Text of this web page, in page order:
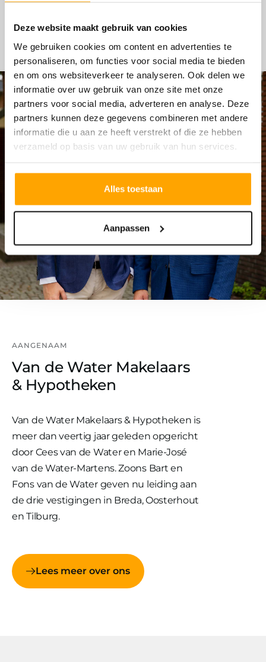
Deze website maakt gebruik van cookies
We gebruiken cookies om content en advertenties te
personaliseren, om functies voor social media te bieden
en om ons websiteverkeer te analyseren. Ook delen we
informatie over uw gebruik van onze site met onze
partners voor social media, adverteren en analyse. Deze
partners kunnen deze gegevens combineren met andere
informatie die u aan ze heeft verstrekt of die ze hebben
verzameld op basis van uw gebruik van hun services.
Alles toestaan
Aanpassen
AANGENAAM
Van de Water Makelaars
& Hypotheken
Van de Water Makelaars & Hypotheken is
meer dan veertig jaar geleden opgericht
door Cees van de Water en Marie-José
van de Water-Martens. Zoons Bart en
Fons van de Water geven nu leiding aan
de drie vestigingen in Breda, Oosterhout
en Tilburg.
Lees meer over ons